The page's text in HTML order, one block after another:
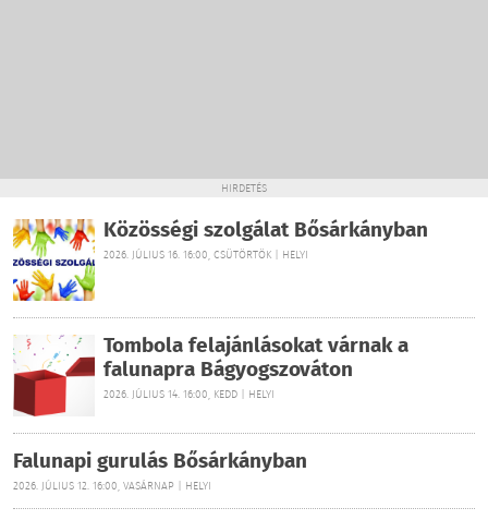
HIRDETÉS
Közösségi szolgálat Bősárkányban
2026. JÚLIUS 16. 16:00, CSÜTÖRTÖK | HELYI
Tombola felajánlásokat várnak a
falunapra Bágyogszováton
2026. JÚLIUS 14. 16:00, KEDD | HELYI
Falunapi gurulás Bősárkányban
2026. JÚLIUS 12. 16:00, VASÁRNAP | HELYI